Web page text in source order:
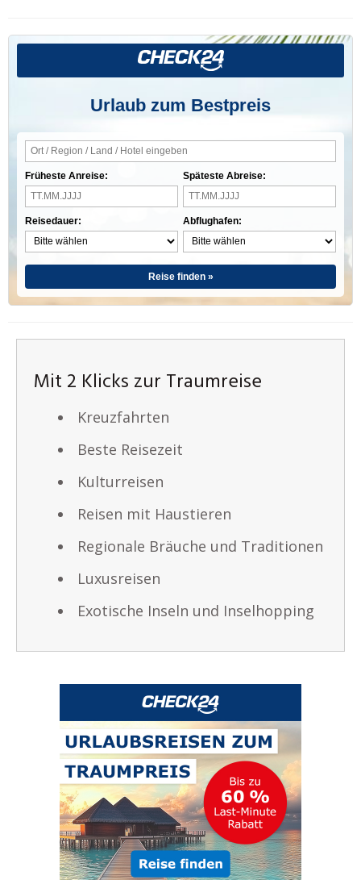
Urlaub zum Bestpreis
Früheste Anreise:
Reisedauer:
Späteste Abreise:
Abflughafen:
Reise finden »
Mit 2 Klicks zur Traumreise
Kreuzfahrten
Beste Reisezeit
Kulturreisen
Reisen mit Haustieren
Regionale Bräuche und Traditionen
Luxusreisen
Exotische Inseln und Inselhopping